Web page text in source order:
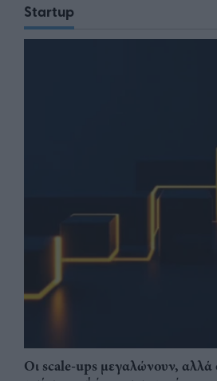
Startup
Οι scale-ups μεγαλώνουν, αλλά